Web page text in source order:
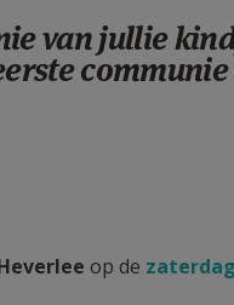
van jullie
communie
op de